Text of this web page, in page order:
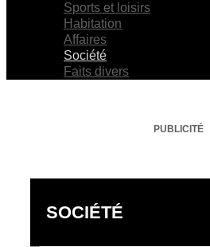
Sports et loisirs
Habitation
Affaires
Société
Faits divers
PUBLICITÉ
SOCIÉTÉ